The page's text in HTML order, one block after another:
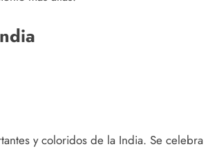
y coloridos de la India. Se celebra